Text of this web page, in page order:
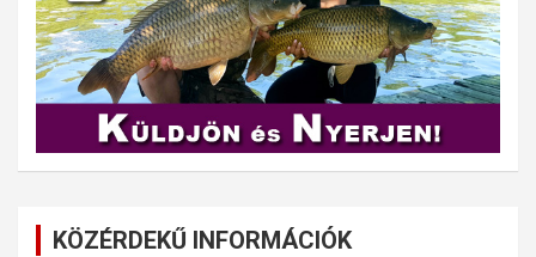
KÖZÉRDEKŰ INFORMÁCIÓK